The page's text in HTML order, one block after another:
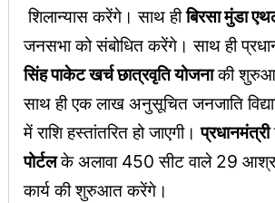
शिलान्यास करेंगे। साथ हीबिरसा मुंडा
जनसभा को संबोधित करेंगे। साथ ही
सिंह पाकेट खर्च छात्रवृति योजनाकी
साथ ही एक लाख अनुसूचित जनजाति
में राशि हस्तांतरित हो जाएगी।प्रधानमंत्री
पोर्टलके अलावा 450 सीट वाले 29
कार्य की शुरुआत करेंगे।